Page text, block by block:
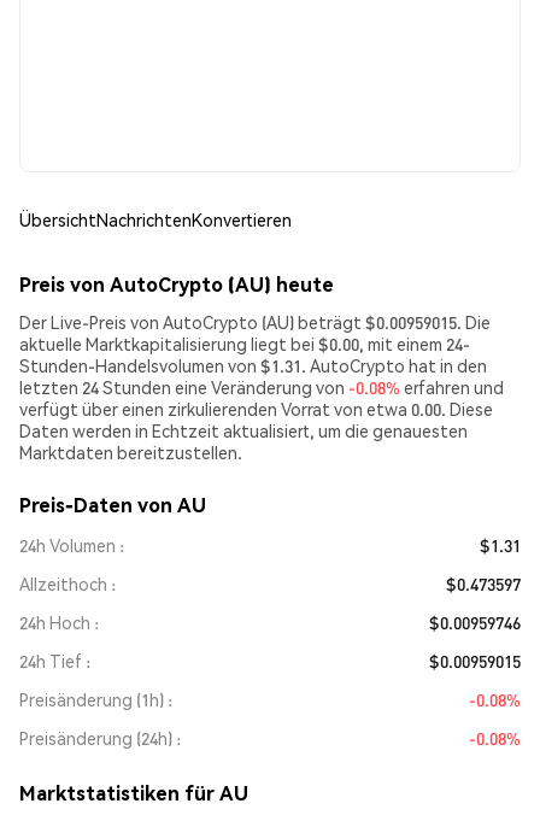
ÜbersichtNachrichtenKonvertieren
Preis von AutoCrypto (AU) heute
Der Live-Preis von AutoCrypto (AU) beträgt $0.00959015. Die
aktuelle Marktkapitalisierung liegt bei $0.00, mit einem 24-
Stunden-Handelsvolumen von $1.31. AutoCrypto hat in den
letzten 24 Stunden eine Veränderung von -0.08% erfahren und
verfügt über einen zirkulierenden Vorrat von etwa 0.00. Diese
Daten werden in Echtzeit aktualisiert, um die genauesten
Marktdaten bereitzustellen.
Preis-Daten von AU
24h Volumen
$1.31
Allzeithoch
$0.473597
24h Hoch
$0.00959746
24h Tief
$0.00959015
Preisänderung (1h)
-0.08%
Preisänderung (24h)
-0.08%
Marktstatistiken für AU